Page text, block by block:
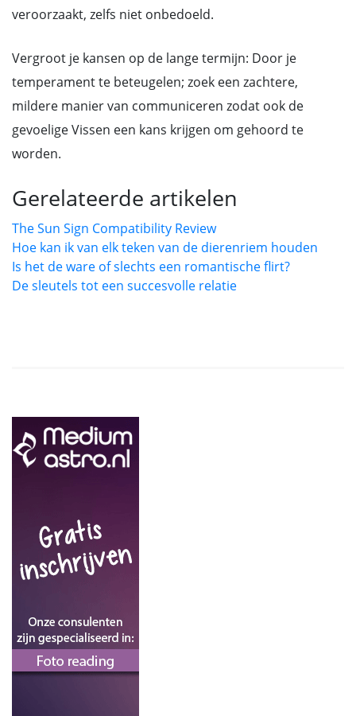
veroorzaakt, zelfs niet onbedoeld.
Vergroot je kansen op de lange termijn: Door je
temperament te beteugelen; zoek een zachtere,
mildere manier van communiceren zodat ook de
gevoelige Vissen een kans krijgen om gehoord te
worden.
Gerelateerde artikelen
The Sun Sign Compatibility Review
Hoe kan ik van elk teken van de dierenriem houden
Is het de ware of slechts een romantische flirt?
De sleutels tot een succesvolle relatie